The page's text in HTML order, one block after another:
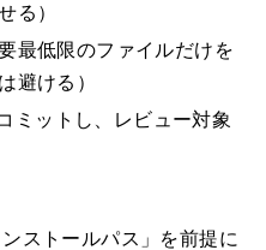
る）
最低限のファイルだけを
避ける）
ミットし、レビュー対象
ストールパス」を前提に